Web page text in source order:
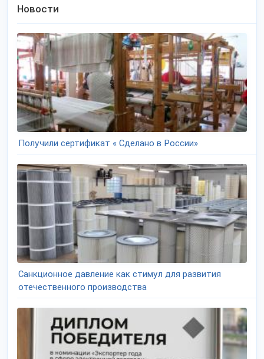
Новости
Получили сертификат « Сделано в России»
Санкционное давление как стимул для развития
отечественного производства